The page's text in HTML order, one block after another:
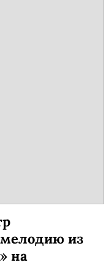
мелодию из
на